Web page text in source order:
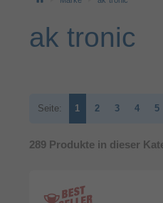
ak tronic
Seite: 1 2 3 4 5
289Produkte in dieser